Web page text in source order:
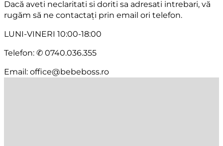
Dacă aveti neclaritati si doriti sa adresati intrebari, vă
rugăm să ne contactați prin email ori telefon.
LUNI-VINERI 10:00-18:00
Telefon: ✆ 0740.036.355
Email: office@bebeboss.ro